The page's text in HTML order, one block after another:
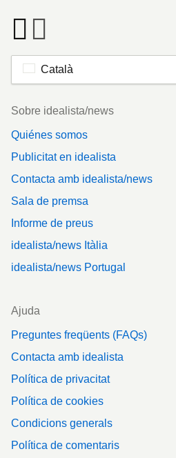
Català
Footer
Sobre idealista/news
Quiénes somos
Publicitat en idealista
Contacta amb idealista/news
Sala de premsa
Informe de preus
idealista/news Itàlia
idealista/news Portugal
Ajuda
Preguntes freqüents (FAQs)
Contacta amb idealista
Política de privacitat
Política de cookies
Condicions generals
Política de comentaris